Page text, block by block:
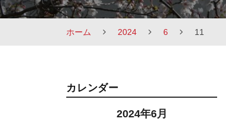
ホーム 2024 6 11
カレンダー
2024年6月